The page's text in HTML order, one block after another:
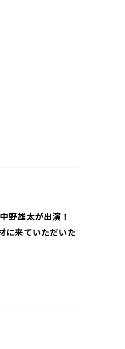
野雄太が出演！
に来ていただいた